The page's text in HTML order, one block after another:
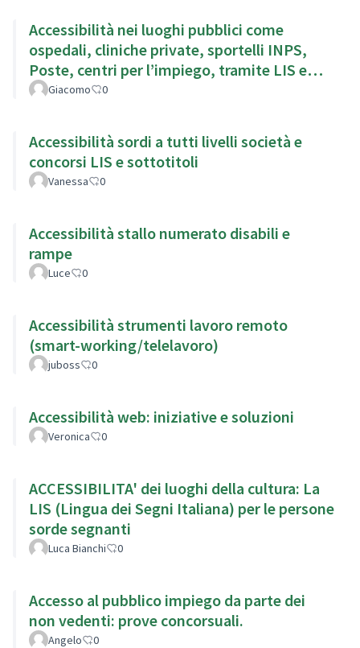
Accessibilità nei luoghi pubblici come
ospedali, cliniche private, sportelli INPS,
Poste, centri per l’impiego, tramite LIS e
sottotitoli
Giacomo 0
Accessibilità sordi a tutti livelli società e
concorsi LIS e sottotitoli
Vanessa 0
Accessibilità stallo numerato disabili e
rampe
Luce 0
Accessibilità strumenti lavoro remoto
(smart-working/telelavoro)
juboss 0
Accessibilità web: iniziative e soluzioni
Veronica 0
ACCESSIBILITA' dei luoghi della cultura: La
LIS (Lingua dei Segni Italiana) per le persone
sorde segnanti
Luca Bianchi 0
Accesso al pubblico impiego da parte dei
non vedenti: prove concorsuali.
Angelo 0